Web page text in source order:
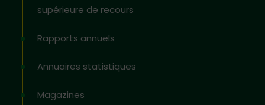
supérieure de recours
Rapports annuels
Annuaires statistiques
Magazines